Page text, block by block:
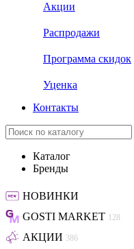
Акции
Распродажи
Программа скидок
Уценка
Контакты
Каталог
Бренды
НОВИНКИ
GOSTI MARKET 128
АКЦИИ 386